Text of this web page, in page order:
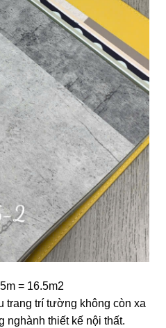
= 16.5m2
trang trí tường không còn xa
nghành thiết kế nội thất.